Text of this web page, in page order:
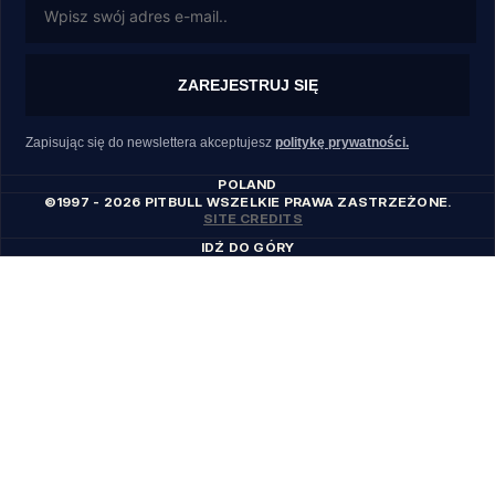
ZAREJESTRUJ SIĘ
Zapisując się do newslettera akceptujesz politykę prywatności.
POLAND
©1997 - 2026 PITBULL WSZELKIE PRAWA ZASTRZEŻONE.
SITE CREDITS
IDŹ DO GÓRY